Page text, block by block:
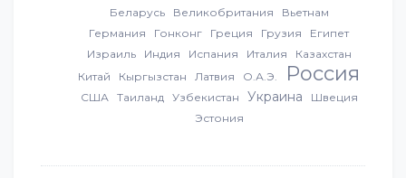
Беларусь Великобритания
Вьетнам
Германия
Гонконг Греция Грузия
Египет
Израиль
Индия Испания Италия
Казахстан
Китай
Кыргызстан Латвия О.А.Э. Россия
США Таиланд Узбекистан Украина
Швеция
Эстония